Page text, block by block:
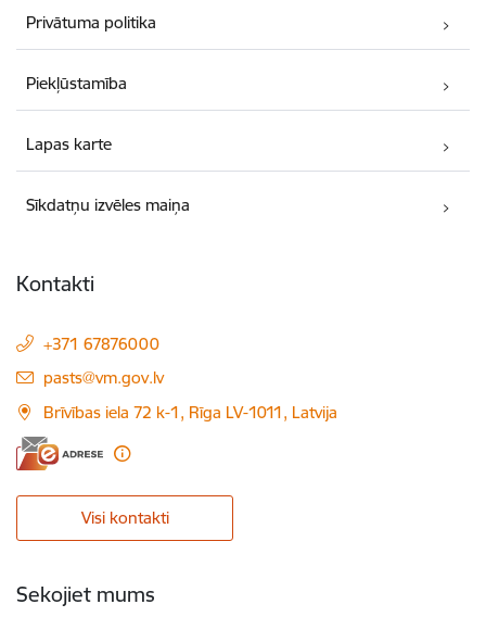
Privātuma politika
Piekļūstamība
Lapas karte
Sīkdatņu izvēles maiņa
Kontakti
+371 67876000
E-pasts:
pasts@vm.gov.lv
Brīvības iela 72 k-1, Rīga LV-1011, Latvija
Visi kontakti
Sekojiet mums